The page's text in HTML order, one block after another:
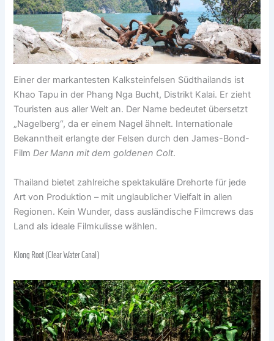
Einer der markantesten Kalksteinfelsen Südthailands ist
Khao Tapu in der Phang Nga Bucht, Distrikt Kalai. Er zieht
Touristen aus aller Welt an. Der Name bedeutet übersetzt
„Nagelberg“, da er einem Nagel ähnelt. Internationale
Bekanntheit erlangte der Felsen durch den James-Bond-
FilmDer Mann mit dem goldenen Colt.
Thailand bietet zahlreiche spektakuläre Drehorte für jede
Art von Produktion – mit unglaublicher Vielfalt in allen
Regionen. Kein Wunder, dass ausländische Filmcrews das
Land als ideale Filmkulisse wählen.
Klong Root (Clear Water Canal)